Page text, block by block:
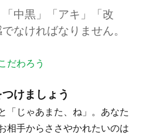
中黒」「アキ」「改
なければなりません。
けましょう
「じゃあまた、ね」。あなた
相手からささやかれたいのは